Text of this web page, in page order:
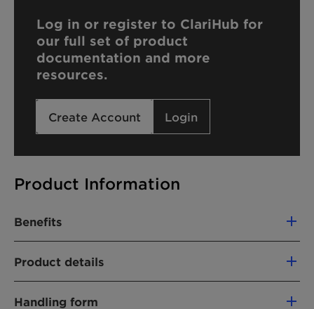
Product Information
Benefits
Hard water tolerant
Water dispersible
Product details
Handling form
Log in or register to ClariHub for
our full set of product
documentation and more
resources.
Create Account Login